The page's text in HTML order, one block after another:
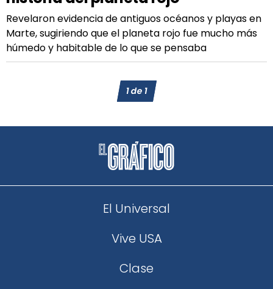
Revelaron evidencia de antiguos océanos y playas en
Marte, sugiriendo que el planeta rojo fue mucho más
húmedo y habitable de lo que se pensaba
1de1
El Universal
Vive USA
Clase